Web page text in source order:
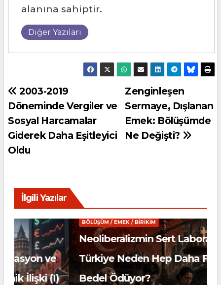
alanına sahiptir.
Diğer Yazıları
Yazı
gezinmesi
Zenginleşen
Sermaye, Dışlanan
Emek: Bölüşümde
Ne Değişti?
2003-2019
Döneminde Vergiler ve
Sosyal Harcamalar
Giderek Daha Eşitleyici
Oldu
İlgili Yazılar
BÖLÜŞÜM / EMEK / BIRIKIM
Neoliberalizmin Sert Laboratuvarı:
Türkiye Neden Hep Daha Fazla
Bedel Ödüyor?